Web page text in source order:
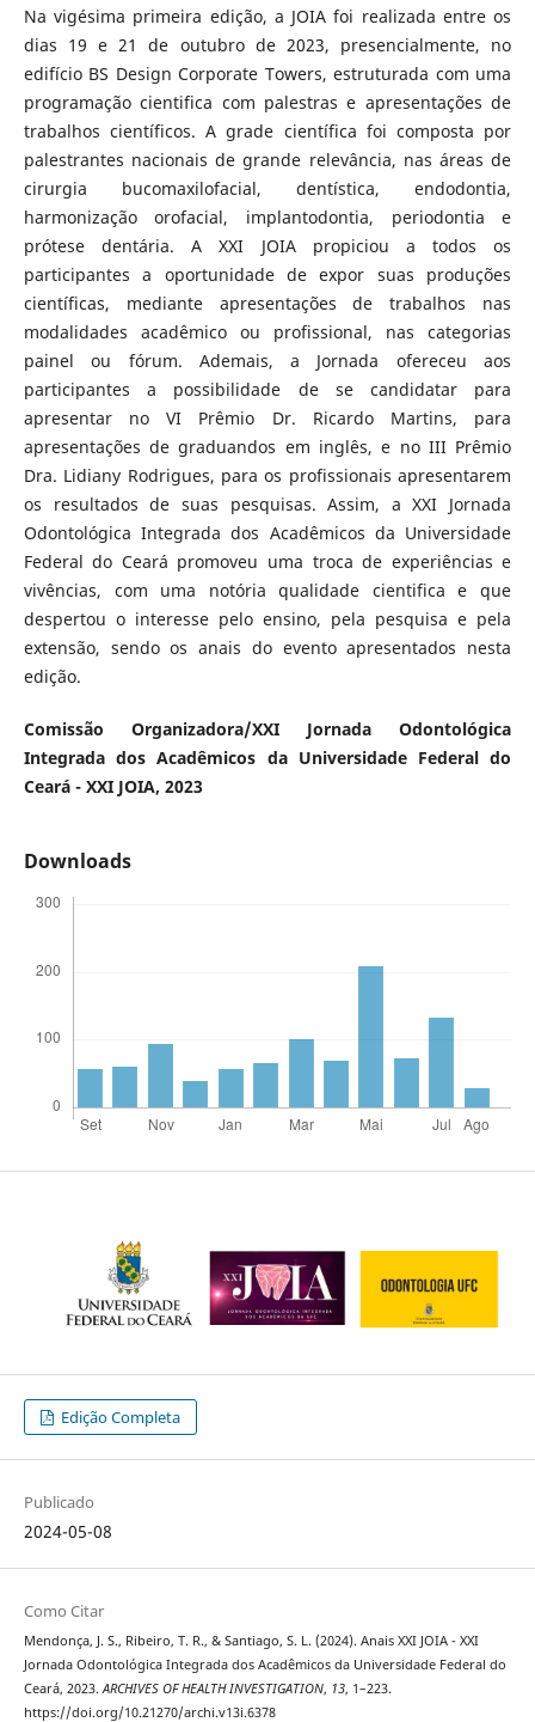
Na vigésima primeira edição, a JOIA foi realizada entre os
dias 19 e 21 de outubro de 2023, presencialmente, no
edifício BS Design Corporate Towers, estruturada com uma
programação cientifica com palestras e apresentações de
trabalhos científicos. A grade científica foi composta por
palestrantes nacionais de grande relevância, nas áreas de
cirurgia bucomaxilofacial, dentística, endodontia,
harmonização orofacial, implantodontia, periodontia e
prótese dentária. A XXI JOIA propiciou a todos os
participantes a oportunidade de expor suas produções
científicas, mediante apresentações de trabalhos nas
modalidades acadêmico ou profissional, nas categorias
painel ou fórum. Ademais, a Jornada ofereceu aos
participantes a possibilidade de se candidatar para
apresentar no VI Prêmio Dr. Ricardo Martins, para
apresentações de graduandos em inglês, e no III Prêmio
Dra. Lidiany Rodrigues, para os profissionais apresentarem
os resultados de suas pesquisas. Assim, a XXI Jornada
Odontológica Integrada dos Acadêmicos da Universidade
Federal do Ceará promoveu uma troca de experiências e
vivências, com uma notória qualidade cientifica e que
despertou o interesse pelo ensino, pela pesquisa e pela
extensão, sendo os anais do evento apresentados nesta
edição.
Comissão Organizadora/XXI Jornada Odontológica
Integrada dos Acadêmicos da Universidade Federal do
Ceará - XXI JOIA, 2023
Downloads
Edição Completa
Publicado
2024-05-08
Como Citar
Mendonça, J. S., Ribeiro, T. R., & Santiago, S. L. (2024). Anais XXI JOIA - XXI
Jornada Odontológica Integrada dos Acadêmicos da Universidade Federal do
Ceará, 2023.ARCHIVES OF HEALTH INVESTIGATION, 13, 1–223.
https://doi.org/10.21270/archi.v13i.6378